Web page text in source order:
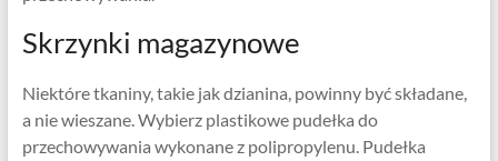
Skrzynki magazynowe
Niektóre tkaniny, takie jak dzianina, powinny być składane,
a nie wieszane. Wybierz plastikowe pudełka do
przechowywania wykonane z polipropylenu. Pudełka